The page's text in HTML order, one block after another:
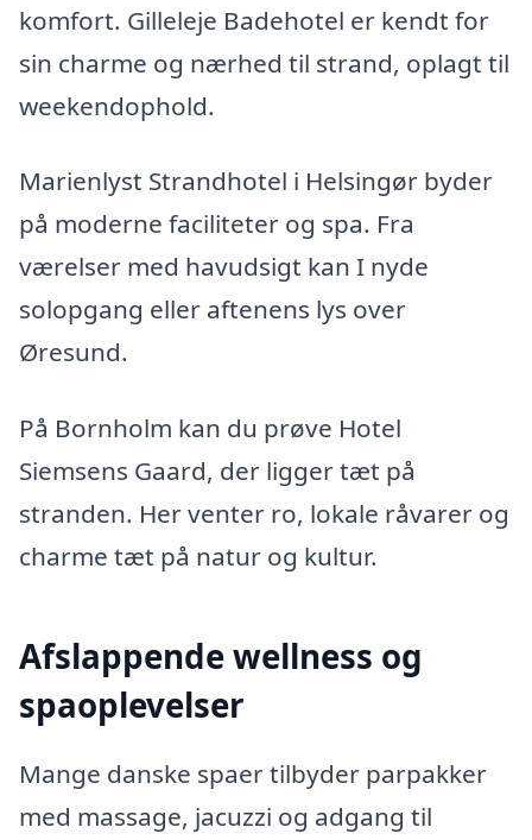
komfort. Gilleleje Badehotel er kendt for
sin charme og nærhed til strand, oplagt til
weekendophold.
Marienlyst Strandhotel i Helsingør byder
på moderne faciliteter og spa. Fra
værelser med havudsigt kan I nyde
solopgang eller aftenens lys over
Øresund.
På Bornholm kan du prøve Hotel
Siemsens Gaard, der ligger tæt på
stranden. Her venter ro, lokale råvarer og
charme tæt på natur og kultur.
Afslappende wellness og
spaoplevelser
Mange danske spaer tilbyder parpakker
med massage, jacuzzi og adgang til